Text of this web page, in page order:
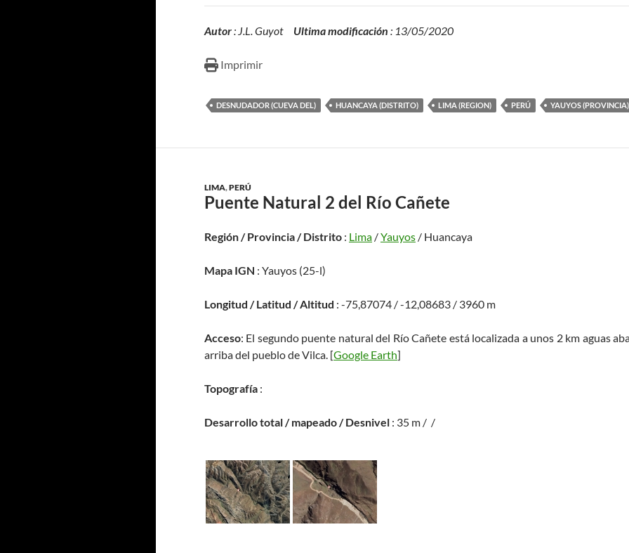
Autor: J.L. Guyot Ultima modificación : 13/05/2020
Imprimir
DESNUDADOR (CUEVA DEL) HUANCAYA (DISTRITO) LIMA (REGION) PERÚ YAUYOS (PROVINCIA)
LIMA,PERÚ
Puente Natural 2 del Río Cañete
Región / Provincia / Distrito : Lima /Yauyos / Huancaya
Mapa IGN : Yauyos (25-l)
Longitud / Latitud / Altitud : -75,87074 / -12,08683 / 3960 m
Acceso: El segundo puente natural del Río Cañete está localizada a unos 2 km aguas
arriba del pueblo de Vilca. [Google Earth]
Topografía :
Desarrollo total / mapeado / Desnivel : 35 m / /